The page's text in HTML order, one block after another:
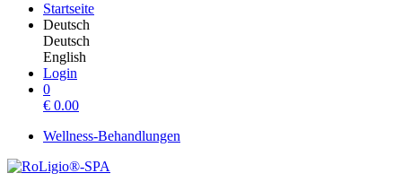
Startseite
Deutsch
Deutsch
English
Login
0
€ 0.00
Wellness-Behandlungen